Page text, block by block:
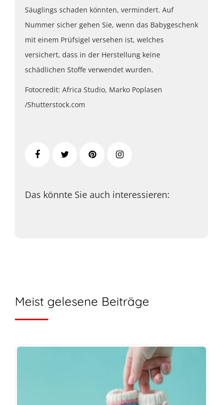
Säuglings schaden könnten, vermindert. Auf
Nummer sicher gehen Sie, wenn das Babygeschenk
mit einem Prüfsigel versehen ist, welches
versichert, dass in der Herstellung keine
schädlichen Stoffe verwendet wurden.
Fotocredit: Africa Studio, Marko Poplasen
/Shutterstock.com
Das könnte Sie auch interessieren:
Meist gelesene Beiträge